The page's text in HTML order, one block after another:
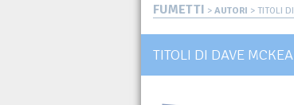
FUMETTI > AUTORI > TITOLI
TITOLI DI DAVE